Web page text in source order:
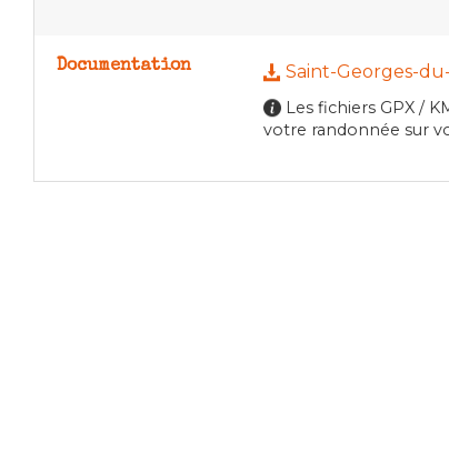
Documentation Saint-Georges-
Les fichiers GPX /
votre randonnée sur